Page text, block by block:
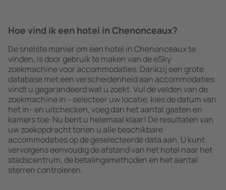
Hoe vind ik een hotel in Chenonceaux?
De snelste manier om een hotel in Chenonceaux te
vinden, is door gebruik te maken van de eSky
zoekmachine voor accommodaties. Dankzij een grote
database met een verscheidenheid aan accommodaties
vindt u gegarandeerd wat u zoekt. Vul de velden van de
zoekmachine in - selecteer uw locatie, kies de datum van
het in- en uitchecken, voeg dan het aantal gasten en
kamers toe. Nu bent u helemaal klaar! De resultaten van
uw zoekopdracht tonen u alle beschikbare
accommodaties op de geselecteerde data aan. U kunt
vervolgens eenvoudig de afstand van het hotel naar het
stadscentrum, de betalingsmethoden en het aantal
sterren controleren.